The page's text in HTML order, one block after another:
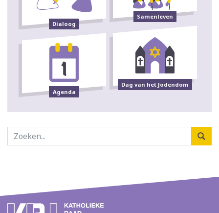
Dialoog
Samenleven
Agenda
Dag van het Jodendom